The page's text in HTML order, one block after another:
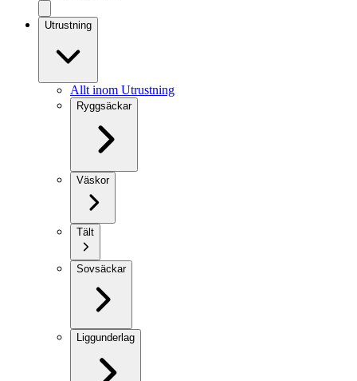
Utrustning
Allt inom Utrustning
Ryggsäckar
Väskor
Tält
Sovsäckar
Liggunderlag